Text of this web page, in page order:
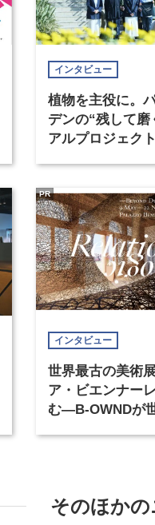
インタビュー
植物を主役に。
デンの“残して磨
アルプロジェクト
インタビュー
世界最古の美術
ア・ビエンナー
む―B-OWNDが
PR
そのほかの